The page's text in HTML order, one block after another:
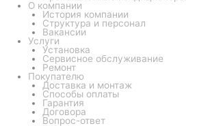
О компании
История компании
Структура и персонал
Вакансии
Услуги
Установка
Сервисное обслуживание
Ремонт
Покупателю
Доставка и монтаж
Способы оплаты
Гарантия
Договора
Вопрос-ответ